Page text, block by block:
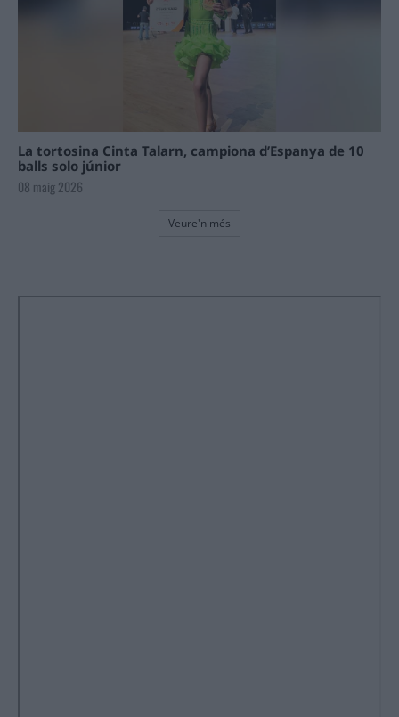
La tortosina Cinta Talarn, campiona d’Espanya de 10
balls solo júnior
08 maig 2026
Veure'n més